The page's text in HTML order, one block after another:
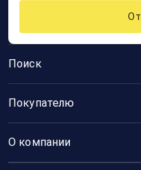
Поиск
Покупателю
О компании